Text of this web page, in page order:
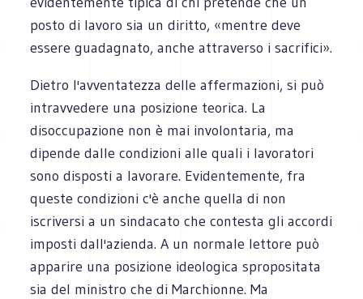
posto di lavoro sia un diritto, «mentre deve
essere guadagnato, anche attraverso i sacrifici».
Dietro l'avventatezza delle affermazioni, si può
intravvedere una posizione teorica. La
disoccupazione non è mai involontaria, ma
dipende dalle condizioni alle quali i lavoratori
sono disposti a lavorare. Evidentemente, fra
queste condizioni c'è anche quella di non
iscriversi a un sindacato che contesta gli accordi
imposti dall'azienda. A un normale lettore può
apparire una posizione ideologica spropositata
sia del ministro che di Marchionne. Ma